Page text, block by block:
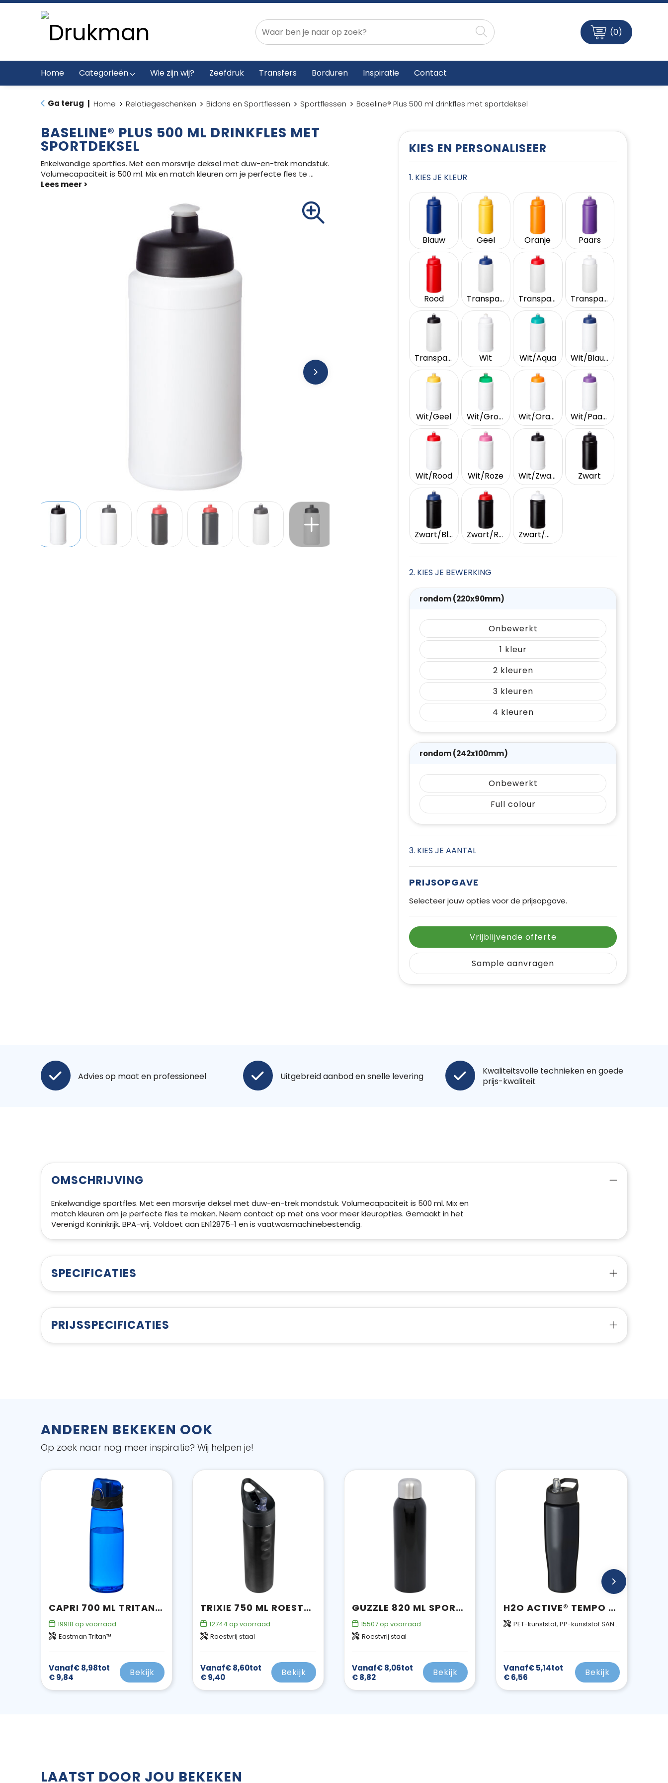
(0)
Home Categorieën Wie zijn wij? Zeefdruk Transfers Borduren Inspiratie Contact
Ga terug Home Relatiegeschenken Bidons en Sportflessen Sportflessen Baseline® Plus 500 ml drinkfles met sportdeksel
BASELINE® PLUS 500 ML DRINKFLES MET
SPORTDEKSEL
Enkelwandige sportfles. Met een morsvrije deksel met duw-en-trek mondstuk.
Volumecapaciteit is 500 ml. Mix en match kleuren om je perfecte fles te ...
KIES EN PERSONALISEER
1. KIES JE KLEUR
Blauw Geel Oranje Paars
Rood Transparent/Blauw Transparent/Rood Transparent/Wit
Transparent/Zwart Wit Wit/Aqua Wit/Blauw
Wit/Geel Wit/Groen Wit/Oranje Wit/Paars
Wit/Rood Wit/Roze Wit/Zwart Zwart
Zwart/Blauw Zwart/Rood Zwart/Wit
2. KIES JE BEWERKING
rondom (220x90mm)
Onbewerkt
1
2
3
4
rondom (242x100mm)
Onbewerkt
Full colour
3. KIES JE AANTAL
PRIJSOPGAVE
Selecteer jouw opties voor de prijsopgave.
Vrijblijvende offerte
Sample aanvragen
Advies op maat en professioneel Uitgebreid aanbod en snelle levering
Kwaliteitsvolle technieken en goede
prijs-kwaliteit
OMSCHRIJVING
Enkelwandige sportfles. Met een morsvrije deksel met duw-en-trek mondstuk. Volumecapaciteit is 500 ml. Mix en
match kleuren om je perfecte fles te maken. Neem contact op met ons voor meer kleuropties. Gemaakt in het
Verenigd Koninkrijk. BPA-vrij. Voldoet aan EN12875-1 en is vaatwasmachinebestendig.
SPECIFICATIES
PRIJSSPECIFICATIES
ANDEREN BEKEKEN OOK
Op zoek naar nog meer inspiratie? Wij helpen je!
CAPRI 700 ML TRITAN SPORTFLES
19918 op voorraad
Eastman Tritan™
Vanaf€ 8,98tot
€ 9,84
Bekijk
TRIXIE 750 ML ROESTVRIJ STALEN SPORTFLES
12744 op voorraad
Roestvrij staal
Vanaf€ 8,60tot
€ 9,40
Bekijk
GUZZLE 820 ML SPORTFLES
15507op voorraad
Roestvrij staal
Vanaf€ 8,06tot
€ 8,82
Bekijk
H2O ACTIVE® TEMPO 700 ML SPORTFLES MET FLIPTUITDEKSEL
PET-kunststof, PP-kunststof SAN-kunststof PE-kunststof
Vanaf€ 5,14tot
€ 6,56
Bekijk
LAATST DOOR JOU BEKEKEN